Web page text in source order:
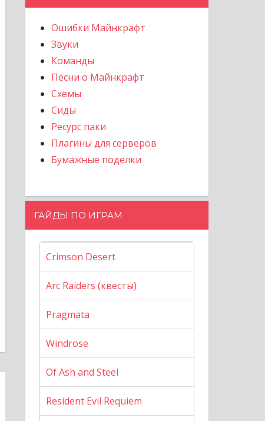
Ошибки Майнкрафт
Звуки
Команды
Песни о Майнкрафт
Схемы
Сиды
Ресурс паки
Плагины для серверов
Бумажные поделки
ГАЙДЫ ПО ИГРАМ
Crimson Desert
Arc Raiders (квесты)
Pragmata
Windrose
Of Ash and Steel
Resident Evil Requiem